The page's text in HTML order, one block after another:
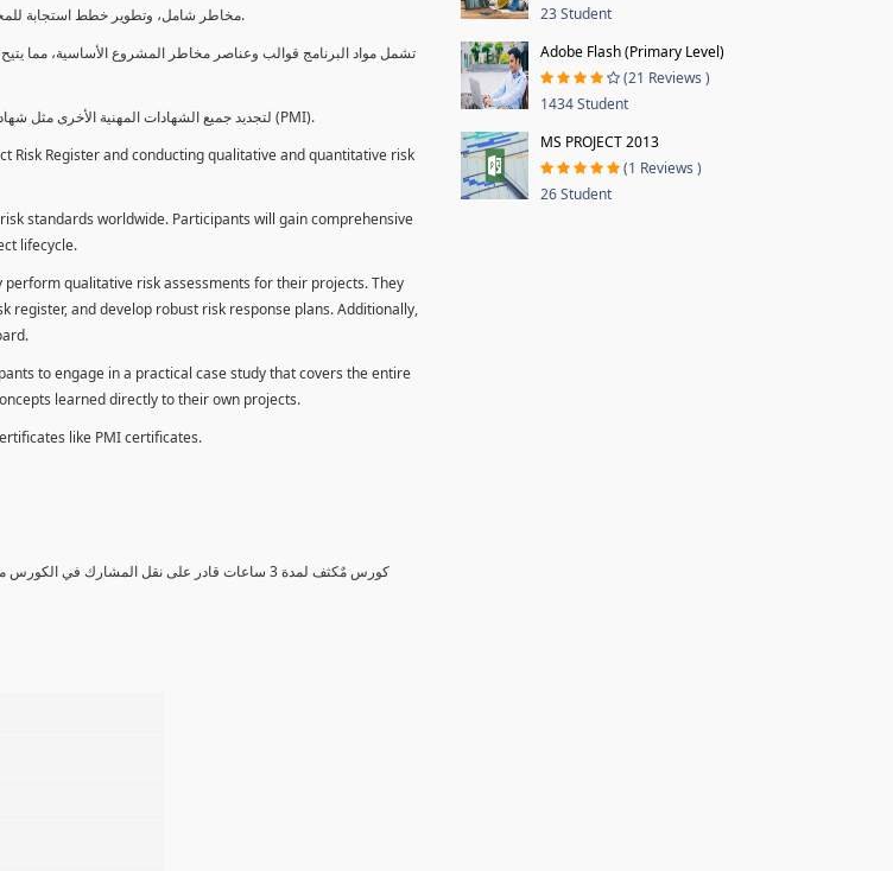
مخاطر شامل، وتطوير خطط استجابة للمخاطر قوية. بالإضافة إلى ذلك، سيكتسبون المهارات لتقديم تقييمات المخاطر عبر لوحة معلومات فعالة.
تشمل مواد البرنامج قوالب وعناصر مخاطر المشروع الأساسية، مما
يمكن للطلاب استخدام ساعات هذا البرنامج كوحدات تطوير المهنة (PDUs) لتجديد جميع الشهادات المهنية الأخرى مثل شهادات إدارة المشاريع العالمية (PMI).
Risk Register and conducting qualitative and quantitative risk
standards worldwide. Participants will gain comprehensive
lifecycle.
qualitative risk assessments for their projects. They
and develop robust risk response plans. Additionally,
to engage in a practical case study that covers the entire
learned directly to their own projects.
like PMI certificates.
كورس مٌكثف لمدة 3 ساعات قادر على نقل المشارك
23 Student
Adobe Flash (Primary Level)
(21 Reviews )
1434 Student
MS PROJECT 2013
(1 Reviews )
26 Student